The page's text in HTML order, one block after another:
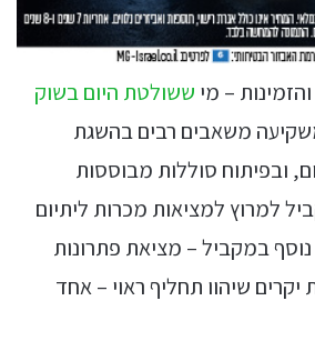
– מי ששולטת היום בשוק
משאבים רבים בהשגת
ובפיתוח סוללות מבוססות
למרוץ למציאות מכרות ליתיום
במקביל – מציאת פתרונות
יקרים שיהוו תחליף ראוי – אחד